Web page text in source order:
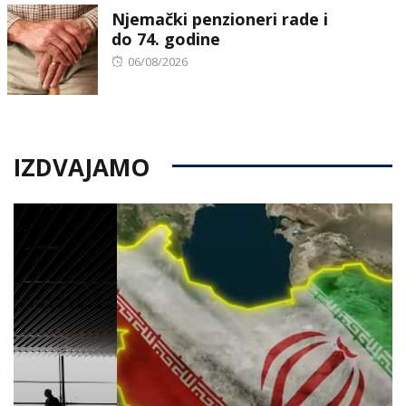
Njemački penzioneri rade i
do 74. godine
Posted
06/08/2026
IZDVAJAMO